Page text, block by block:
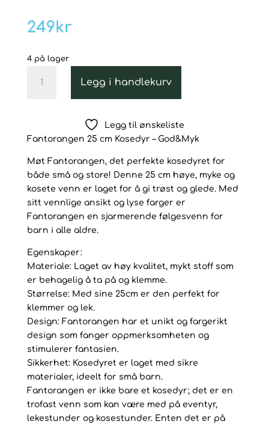
249kr
4 på lager
kosebamse
NRK
Barne-
TV
antall
Legg i handlekurv
Legg til ønskeliste
Fantorangen 25 cm Kosedyr – God&Myk
Møt Fantorangen, det perfekte kosedyret for
både små og store! Denne 25 cm høye, myke og
kosete venn er laget for å gi trøst og glede. Med
sitt vennlige ansikt og lyse farger er
Fantorangen en sjarmerende følgesvenn for
barn i alle aldre.
Egenskaper:
Materiale: Laget av høy kvalitet, mykt stoff som
er behagelig å ta på og klemme.
Størrelse: Med sine 25cm er den perfekt for
klemmer og lek.
Design: Fantorangen har et unikt og fargerikt
design som fanger oppmerksomheten og
stimulerer fantasien.
Sikkerhet: Kosedyret er laget med sikre
materialer, ideelt for små barn.
Fantorangen er ikke bare et kosedyr; det er en
trofast venn som kan være med på eventyr,
lekestunder og kosestunder. Enten det er på